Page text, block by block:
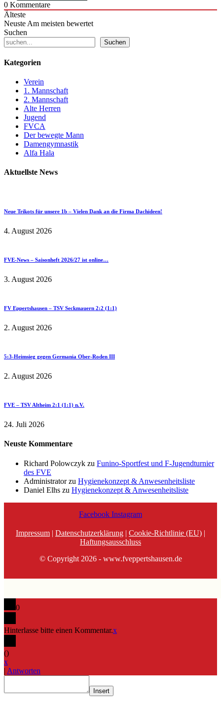
0 Kommentare
Älteste
NeusteAm meisten bewertet
Suchen
Suchen
Kategorien
Verein
1. Mannschaft
2. Mannschaft
Alte Herren
Jugend
FVCA
Der bewegte Mann
Damengymnastik
Alfa Hala
Aktuellste News
Neue Trikots für unsere 1b – Vielen Dank an die Firma Dachideen!
4. August 2026
FVE-News – Saisonheft 2026/27 ist online…
3. August 2026
FV Eppertshausen – TSV Seckmauern 2:2 (1:1)
2. August 2026
5:3-Heimsieg gegen Germania Ober-Roden III
2. August 2026
FVE – TSV Altheim 2:1 (1:1) n.V.
24. Juli 2026
Neuste Kommentare
Richard Polowczyk zu Funino-Sportfest und F-Jugendturnier
des FVE
Administratorzu Hygienekonzept & Anwesenheitsliste
Daniel Elhs zu Hygienekonzept & Anwesenheitsliste
Facebook Instagram
Impressum | Datenschutzerklärung | Cookie-Richtlinie (EU) |
Haftungsausschluss
© Copyright 2026 - www.fveppertshausen.de
0
Hinterlasse bitte einen Kommentar.x
()
x
| Antworten
Insert